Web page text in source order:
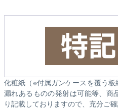
化粧紙（※付属ガンケースを覆う
漏れあるものの発射は可能等、商
り記載しておりますので、充分ご